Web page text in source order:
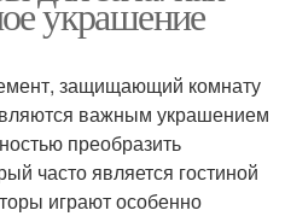
украшение
защищающий комнату
важным украшением
преобразить
часто является гостиной
играют особенно